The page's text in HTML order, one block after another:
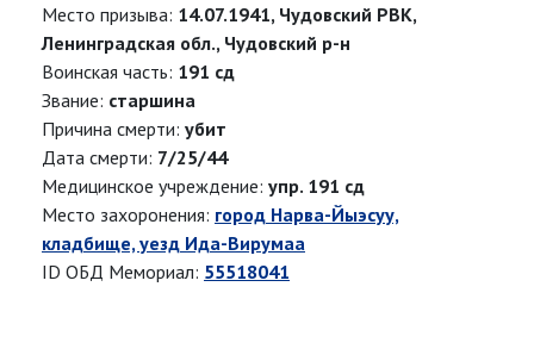
Место призыва: 14.07.1941, Чудовский РВК,
Ленинградская обл., Чудовский р-н
Воинская часть: 191 сд
Звание: старшина
Причина смерти: убит
Дата смерти: 7/25/44
Медицинское учреждение: упр. 191 сд
Место захоронения: город Нарва-Йыэсуу,
кладбище, уезд Ида-Вирумаа
ID ОБД Мемориал: 55518041